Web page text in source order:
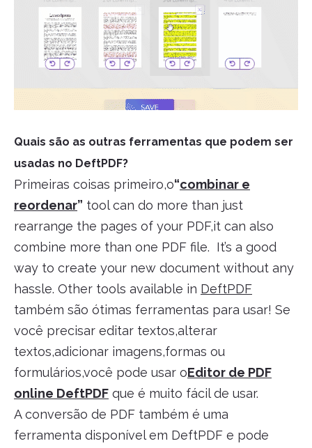
Quais são as outras ferramentas que podem ser
usadas no DeftPDF?
Primeiras coisas primeiro,o“combinar e
reordenar” tool can do more than just
rearrange the pages of your PDF,it can also
combine more than one PDF file. It’s a good
way to create your new document without any
hassle. Other tools available in DeftPDF
também são ótimas ferramentas para usar! Se
você precisar editar textos,alterar
textos,adicionar imagens,formas ou
formulários,você pode usar oEditor de PDF
online DeftPDF que é muito fácil de usar.
A conversão de PDF também é uma
ferramenta disponível em DeftPDF e pode